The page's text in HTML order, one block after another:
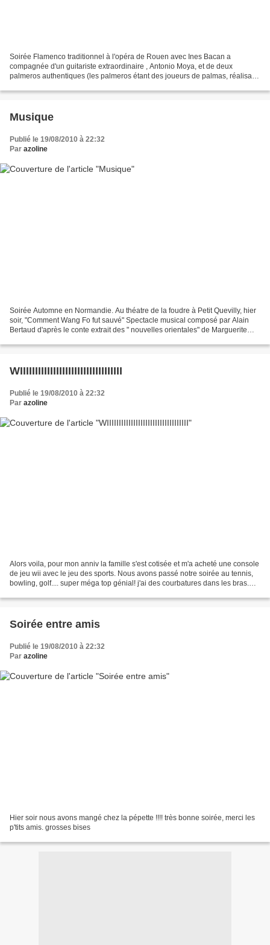
Soirée Flamenco traditionnel à l'opéra de Rouen avec Ines Bacan a
compagnée d'un guitariste extraordinaire , Antonio Moya, et de deux
palmeros authentiques (les palmeros étant des joueurs de palmas, réalisant
Musique
Publié le 19/08/2010 à 22:32
Par azoline
Soirée Automne en Normandie. Au théatre de la foudre à Petit Quevilly, hier
soir, "Comment Wang Fo fut sauvé" Spectacle musical composé par Alain
Bertaud d'après le conte extrait des " nouvelles orientales" de Marguerite
WIIIIIIIIIIIIIIIIIIIIIIIIIIIIIIIIII
Publié le 19/08/2010 à 22:32
Par azoline
Alors voila, pour mon anniv la famille s'est cotisée et m'a acheté une console
de jeu wii avec le jeu des sports. Nous avons passé notre soirée au tennis,
bowling, golf.... super méga top génial! j'ai des courbatures dans les bras.
Soirée entre amis
Publié le 19/08/2010 à 22:32
Par azoline
Hier soir nous avons mangé chez la pépette !!!! très bonne soirée, merci les
p'tits amis. grosses bises